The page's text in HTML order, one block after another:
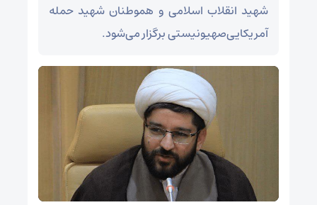
شهید انقلاب اسلامی و هموطنان شهید حمله
آمریکایی‌صهیونیستی برگزار می‌شود.